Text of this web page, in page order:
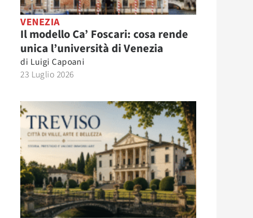
VENEZIA
Il modello Ca’ Foscari: cosa rende
unica l’università di Venezia
di Luigi Capoani
23 Luglio 2026